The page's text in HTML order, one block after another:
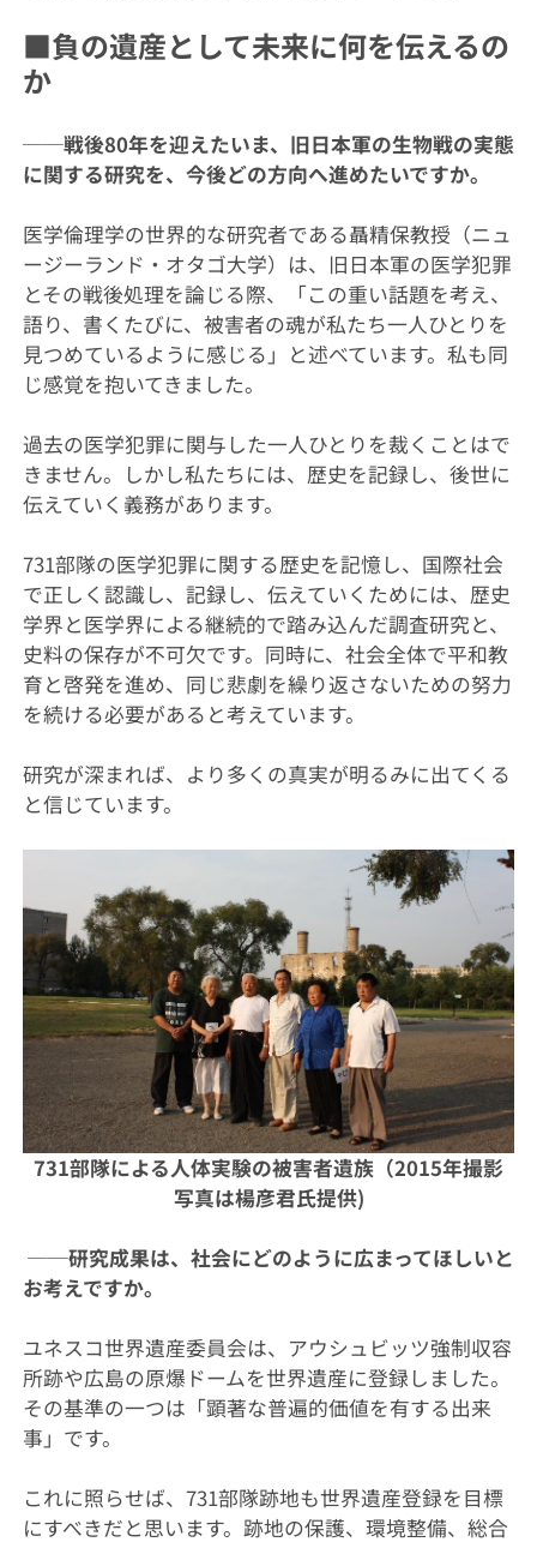
■負の遺産として未来に何を伝えるの
か
──戦後80年を迎えたいま、旧日本軍の生物戦の実態
に関する研究を、今後どの方向へ進めたいですか。
医学倫理学の世界的な研究者である聶精保教授（ニュ
ージーランド・オタゴ大学）は、旧日本軍の医学犯罪
とその戦後処理を論じる際、「この重い話題を考え、
語り、書くたびに、被害者の魂が私たち一人ひとりを
見つめているように感じる」と述べています。私も同
じ感覚を抱いてきました。
過去の医学犯罪に関与した一人ひとりを裁くことはで
きません。しかし私たちには、歴史を記録し、後世に
伝えていく義務があります。
731部隊の医学犯罪に関する歴史を記憶し、国際社会
で正しく認識し、記録し、伝えていくためには、歴史
学界と医学界による継続的で踏み込んだ調査研究と、
史料の保存が不可欠です。同時に、社会全体で平和教
育と啓発を進め、同じ悲劇を繰り返さないための努力
を続ける必要があると考えています。
研究が深まれば、より多くの真実が明るみに出てくる
と信じています。
731部隊による人体実験の被害者遺族（2015年撮影
写真は楊彦君氏提供)
──研究成果は、社会にどのように広まってほしいと
お考えですか。
ユネスコ世界遺産委員会は、アウシュビッツ強制収容
所跡や広島の原爆ドームを世界遺産に登録しました。
その基準の一つは「顕著な普遍的価値を有する出来
事」です。
これに照らせば、731部隊跡地も世界遺産登録を目標
にすべきだと思います。跡地の保護、環境整備、総合